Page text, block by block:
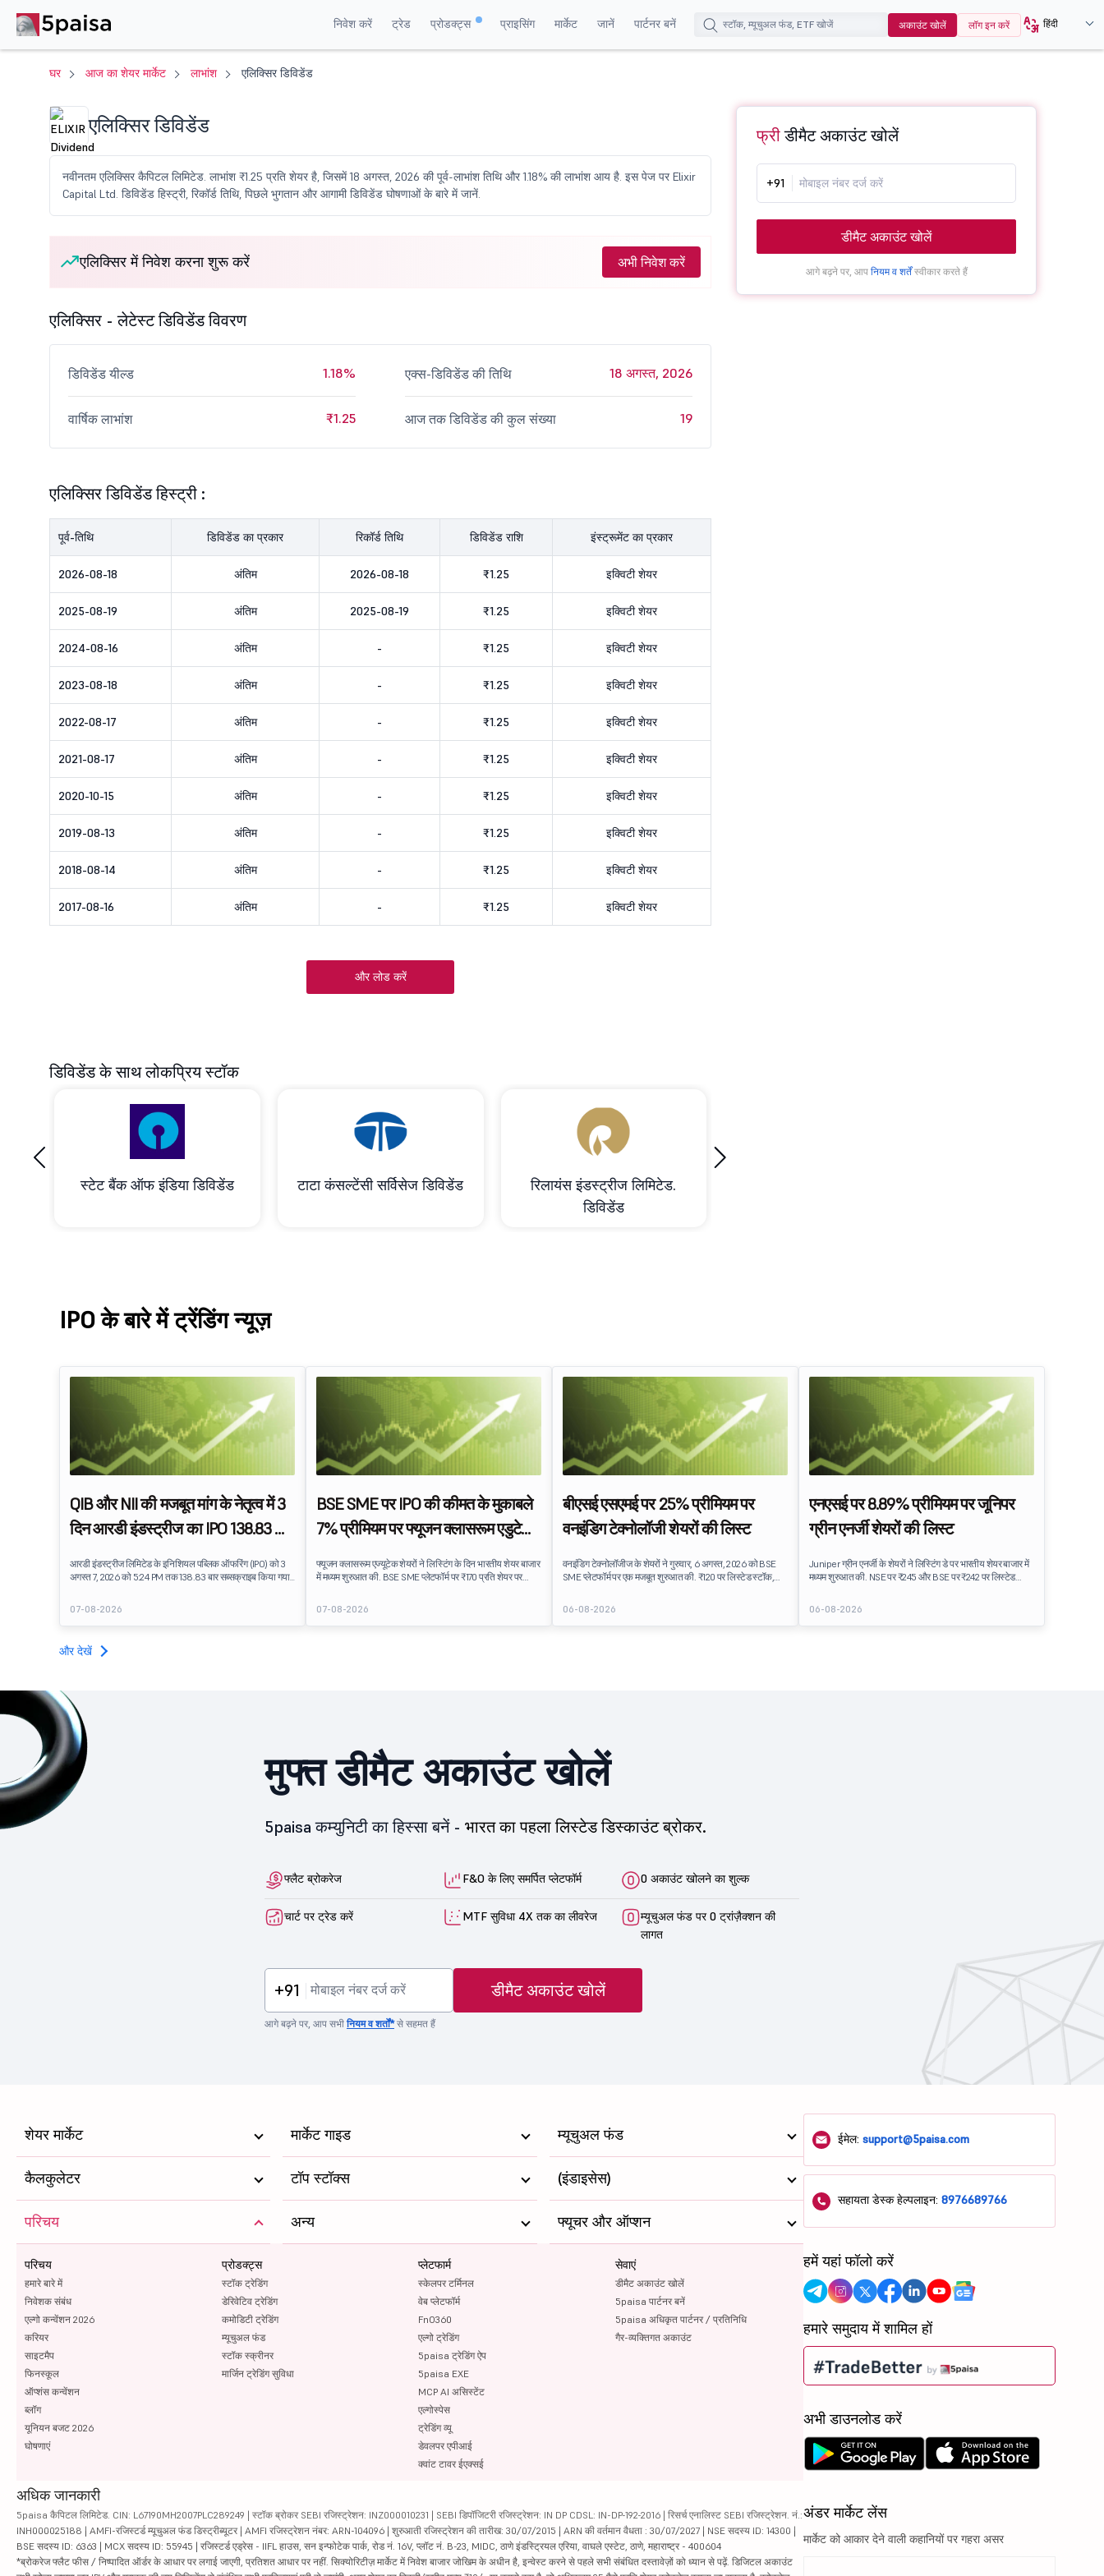
निवेश करें ट्रेड प्रोडक्ट्स प्राइसिंग मार्केट जानें पार्टनर बनें अकाउंट खोलें लॉग इन करें हिंदी
घर आज का शेयर मार्केट लाभांश एलिक्सिर डिविडेंड
एलिक्सिर डिविडेंड
नवीनतम एलिक्सिर कैपिटल लिमिटेड. लाभांश ₹1.25 प्रति शेयर है, जिसमें 18 अगस्त, 2026 की पूर्व-लाभांश तिथि और 1.18% की लाभांश आय है. इस पेज पर Elixir
Capital Ltd. डिविडेंड हिस्ट्री, रिकॉर्ड तिथि, पिछले भुगतान और आगामी डिविडेंड घोषणाओं के बारे में जानें.
एलिक्सिर में निवेश करना शुरू करें अभी निवेश करें
एलिक्सिर - लेटेस्ट डिविडेंड विवरण
डिविडेंड यील्ड 1.18%
वार्षिक लाभांश ₹1.25
एक्स-डिविडेंड की तिथि 18 अगस्त, 2026
आज तक डिविडेंड की कुल संख्या 19
एलिक्सिर डिविडेंड हिस्ट्री :
पूर्व-तिथि डिविडेंड का प्रकार रिकॉर्ड तिथि डिविडेंड राशि इंस्ट्रूमेंट का प्रकार
2026-08-18 अंतिम 2026-08-18 ₹1.25 इक्विटी शेयर
2025-08-19 अंतिम 2025-08-19 ₹1.25 इक्विटी शेयर
2024-08-16 अंतिम - ₹1.25 इक्विटी शेयर
2023-08-18 अंतिम - ₹1.25 इक्विटी शेयर
2022-08-17 अंतिम - ₹1.25 इक्विटी शेयर
2021-08-17 अंतिम - ₹1.25 इक्विटी शेयर
2020-10-15 अंतिम - ₹1.25 इक्विटी शेयर
2019-08-13 अंतिम - ₹1.25 इक्विटी शेयर
2018-08-14 अंतिम - ₹1.25 इक्विटी शेयर
2017-08-16 अंतिम - ₹1.25 इक्विटी शेयर
और लोड करें
फ्रीडीमैट अकाउंट खोलें
+91
डीमैट अकाउंट खोलें
आगे बढ़ने पर, आप नियम व शर्तेंस्वीकार करते हैं
डिविडेंड के साथ लोकप्रिय स्टॉक
स्टेट बैंक ऑफ इंडिया डिविडेंड टाटा कंसल्टेंसी सर्विसेज डिविडेंड
रिलायंस इंडस्ट्रीज लिमिटेड.
डिविडेंड
‹ ›
IPO के बारे में ट्रेंडिंग न्यूज़
QIB और NII की मजबूत मांग के नेतृत्व में 3
दिन आरडी इंडस्ट्रीज का IPO 138.83 बार
सब्सक्राइब हुआ
आरडी इंडस्ट्रीज लिमिटेड के इनिशियल पब्लिक ऑफरिंग (IPO) को 3
अगस्त 7, 2026 को 5:24 PM तक 138.83 बार सब्सक्राइब किया गया
पर 7,80,88,05,383 शेयरों के लिए बिड प्राप्त हुई.
07-08-2026
BSE SME पर IPO की कीमत के मुकाबले
7% प्रीमियम पर फ्यूजन क्लासरूम एडुटेक
शेयरों की लिस्ट
फ्यूजन क्लासरूम एज्यूटेक शेयरों ने लिस्टिंग के दिन भारतीय शेयर बाजार
में मध्यम शुरुआत की. BSE SME प्लेटफॉर्म पर ₹170 प्रति शेयर पर
प्रीमियम प्रदान करता है. लिस्टिंग ने IPO निवेशकों को मामूली लाभ
प्रदान किया, जो एजुकेशन टेक्नोलॉजी कंपनी के प्रति इन्वेस्टर की
धारणा को दर्शाता है.
07-08-2026
बीएसई एसएमई पर 25% प्रीमियम पर
वनइंडिग टेक्नोलॉजी शेयरों की लिस्ट
वनइंडिग टेक्नोलॉजीज के शेयरों ने गुरुवार, 6 अगस्त, 2026 को BSE
SME प्लेटफॉर्म पर एक मजबूत शुरुआत की. ₹120 पर लिस्टेड स्टॉक,
ओवरऑल सब्सक्रिप्शन प्राप्त होने के बावजूद पॉजिटिव इन्वेस्टर सेंटीमेंट
को दर्शाता है. वनइंडिग टेक्नोलॉजीज के IPO लिस्टिंग का विवरण
वनइंडिग टेक्नोलॉजीज ने ₹27.65 करोड़ का BSE SME IPO लॉन्च
06-08-2026
एनएसई पर 8.89% प्रीमियम पर जूनिपर
ग्रीन एनर्जी शेयरों की लिस्ट
Juniper ग्रीन एनर्जी के शेयरों ने लिस्टिंग डे पर भारतीय शेयर बाजार में
मध्यम शुरुआत की. NSE पर ₹245 और BSE पर ₹242 पर लिस्टेड
प्रीमियम प्रदान करता है. लिस्टिंग ने IPO निवेशकों को मामूली लाभ
प्रदान किया, जो उचित रूप से सब्सक्राइब किए गए पब्लिक इश्यू के बाद
स्थिर मार्केट सेंटीमेंट को दर्शाता है.
06-08-2026
और देखें
मुफ्त डीमैट अकाउंट खोलें
5paisa कम्युनिटी का हिस्सा बनें - भारत का पहला लिस्टेड डिस्काउंट ब्रोकर.
फ्लैट ब्रोकरेज F&O के लिए समर्पित प्लेटफॉर्म 0 अकाउंट खोलने का शुल्क
चार्ट पर ट्रेड करें MTF सुविधा 4X तक का लीवरेज
म्यूचुअल फंड पर 0 ट्रांज़ैक्शन की
लागत
+91 डीमैट अकाउंट खोलें
आगे बढ़ने पर, आप सभीनियम व शर्तों*से सहमत हैं
शेयर मार्केट मार्केट गाइड म्यूचुअल फंड
कैलकुलेटर टॉप स्टॉक्स (इंडाइसेस)
परिचय
परिचय
हमारे बारे में
निवेशक संबंध
एल्गो कन्वेंशन 2026
करियर
साइटमैप
फिनस्कूल
ऑप्शंस कन्वेंशन
ब्लॉग
यूनियन बजट 2026
घोषणाएं
प्रोडक्ट्स
स्टॉक ट्रेडिंग
डेरिवेटिव ट्रेडिंग
कमोडिटी ट्रेडिंग
म्यूचुअल फंड
स्टॉक स्क्रीनर
मार्जिन ट्रेडिंग सुविधा
प्लेटफार्म
स्केलपर टर्मिनल
वेब प्लेटफॉर्म
FnO360
एल्गो ट्रेडिंग
5paisa ट्रेडिंग ऐप
5paisa EXE
MCP AI असिस्टेंट
एल्गोस्पेस
ट्रेडिंग व्यू
डेवलपर एपीआई
क्वांट टावर ईएक्सई
सेवाएं
डीमैट अकाउंट खोलें
5paisa पार्टनर बनें
5paisa अधिकृत पार्टनर / प्रतिनिधि
गैर-व्यक्तिगत अकाउंट
अन्य फ्यूचर और ऑप्शन
अधिक जानकारी
5paisa कैपिटल लिमिटेड. CIN: L67190MH2007PLC289249 | स्टॉक ब्रोकर SEBI रजिस्ट्रेशन: INZ000010231 | SEBI डिपॉजिटरी रजिस्ट्रेशन: IN DP CDSL: IN-DP-192-2016 | रिसर्च एनालिस्ट SEBI रजिस्ट्रेशन. नं.:
INH000025188 | AMFI-रजिस्टर्ड म्यूचुअल फंड डिस्ट्रीब्यूटर | AMFI रजिस्ट्रेशन नंबर: ARN-104096 | शुरुआती रजिस्ट्रेशन की तारीख: 30/07/2015 | ARN की वर्तमान वैधता : 30/07/2027 | NSE सदस्य ID: 14300 |
BSE सदस्य ID: 6363 | MCX सदस्य ID: 55945 | रजिस्टर्ड एड्रेस - IIFL हाउस, सन इन्फोटेक पार्क, रोड नं. 16V, प्लॉट नं. B-23, MIDC, ठाणे इंडस्ट्रियल एरिया, वाघले एस्टेट, ठाणे, महाराष्ट्र - 400604
*ब्रोकरेज फ्लैट फीस / निष्पादित ऑर्डर के आधार पर लगाई जाएगी, प्रतिशत आधार पर नहीं. सिक्योरिटीज़ मार्केट में निवेश बाजार जोखिम के अधीन है, इन्वेस्ट करने से पहले सभी संबंधित दस्तावेज़ों को ध्यान से पढ़ें. डिजिटल अकाउंट
ईमेल:support@5paisa.com
सहायता डेस्क हेल्पलाइन:8976689766
हमें यहां फॉलो करें
हमारे समुदाय में शामिल हों
अभी डाउनलोड करें
अंडर मार्केट लेंस
मार्केट को आकार देने वाली कहानियों पर गहरा असर